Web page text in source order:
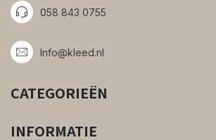
058 843 0755
Info@kleed.nl
CATEGORIEËN
INFORMATIE